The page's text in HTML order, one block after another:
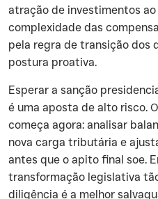
atração de investimentos
complexidade das
pela regra de transição dos
postura proativa.
Esperar a sanção
é uma aposta de alto risco.
começa agora: analisar
nova carga tributária e
antes que o apito final soe.
transformação legislativa
diligência é a melhor